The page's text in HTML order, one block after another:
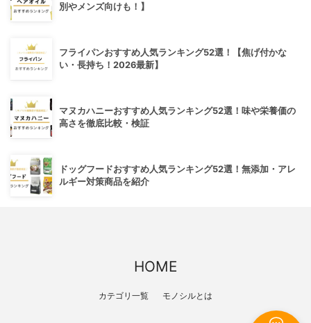
別やメンズ向けも！】
フライパンおすすめ人気ランキング52選！【焦げ付かな
い・長持ち！2026最新】
マヌカハニーおすすめ人気ランキング52選！味や栄養価の
高さを徹底比較・検証
ドッグフードおすすめ人気ランキング52選！無添加・アレ
ルギー対策商品を紹介
HOME
カテゴリ一覧 モノシルとは